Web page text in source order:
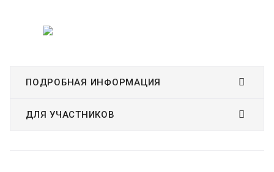
ПОДРОБНАЯ ИНФОРМАЦИЯ
ДЛЯ УЧАСТНИКОВ